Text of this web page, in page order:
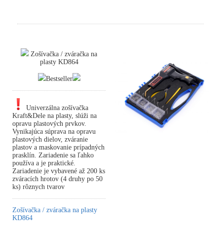
Zošívačka / zváračka na
plasty KD864
Bestseller
Univerzálna zošívačka
Kraft&Dele na plasty, slúži na
opravu plastových prvkov.
Vynikajúca súprava na opravu
plastových dielov, zváranie
plastov a maskovanie prípadných
prasklín. Zariadenie sa ľahko
používa a je praktické.
Zariadenie je vybavené až 200 ks
zváracích hrotov (4 druhy po 50
ks) rôznych tvarov
Zošívačka / zváračka na plasty
KD864